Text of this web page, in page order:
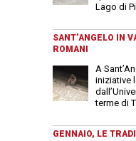
Lago di
SANT’ANGELO IN
ROMANI
A
iniziative
terme di
GENNAIO, LE